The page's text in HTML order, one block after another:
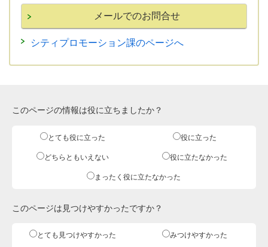
シティプロモーション課のページへ
このページの情報は役に立ちましたか？
とても役に立った 役に立った
どちらともいえない 役に立たなかった
まったく役に立たなかった
このページは見つけやすかったですか？
とても見つけやすかった みつけやすかった